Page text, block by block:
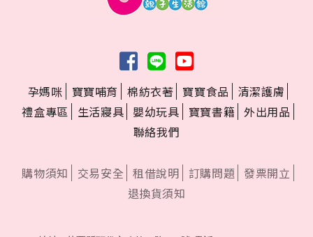
孕媽咪 寶寶哺育 棉紡衣著 寶寶食品
清潔護膚
禮盒專區
生活寢具 嬰幼玩具 寶寶書籍 外出用品
聯絡我們
購物須知 交易安全 租借說明 訂購問題 發票開立
退換貨須知